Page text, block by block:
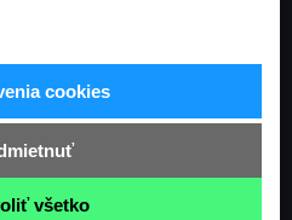
údajov
od zmluvy
podmienky
cookies
všetko